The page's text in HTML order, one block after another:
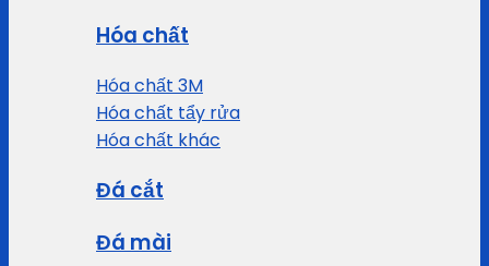
Hóa chất
Hóa chất 3M
Hóa chất tẩy rửa
Hóa chất khác
Đá cắt
Đá mài